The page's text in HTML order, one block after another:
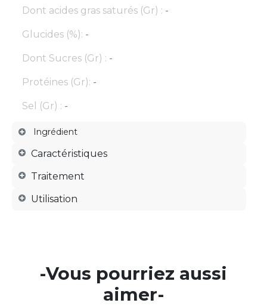
Dont acides gras saturés (Gr) : -
Glucides (%): -
Dont Sucres (Gr) : -
Protéines (Gr): -
Sel (Gr) : -
Ingrédient
Caractéristiques
Traitement
Utilisation
-Vous pourriez aussi
aimer-